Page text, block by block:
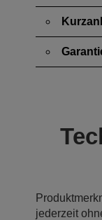
jederzeit